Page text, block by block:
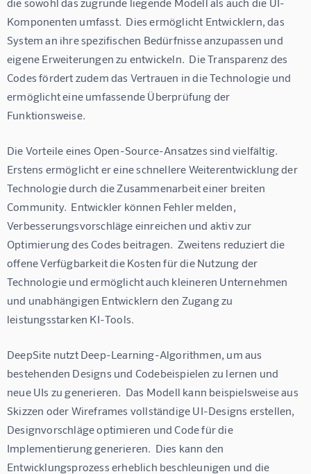
Komponenten umfasst.  Dies ermöglicht Entwicklern, das
System an ihre spezifischen Bedürfnisse anzupassen und
eigene Erweiterungen zu entwickeln.  Die Transparenz des
Codes fördert zudem das Vertrauen in die Technologie und
ermöglicht eine umfassende Überprüfung der
Funktionsweise.
Die Vorteile eines Open-Source-Ansatzes sind vielfältig.
Erstens ermöglicht er eine schnellere Weiterentwicklung der
Technologie durch die Zusammenarbeit einer breiten
Community.  Entwickler können Fehler melden,
Verbesserungsvorschläge einreichen und aktiv zur
Optimierung des Codes beitragen.  Zweitens reduziert die
offene Verfügbarkeit die Kosten für die Nutzung der
Technologie und ermöglicht auch kleineren Unternehmen
und unabhängigen Entwicklern den Zugang zu
leistungsstarken KI-Tools.
DeepSite nutzt Deep-Learning-Algorithmen, um aus
bestehenden Designs und Codebeispielen zu lernen und
neue UIs zu generieren.  Das Modell kann beispielsweise aus
Skizzen oder Wireframes vollständige UI-Designs erstellen,
Designvorschläge optimieren und Code für die
Implementierung generieren.  Dies kann den
Entwicklungsprozess erheblich beschleunigen und die